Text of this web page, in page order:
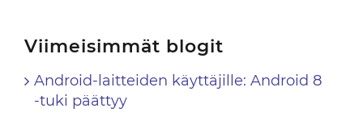
Viimeisimmät blogit
Android-laitteiden käyttäjille: Android 8
-tuki päättyy